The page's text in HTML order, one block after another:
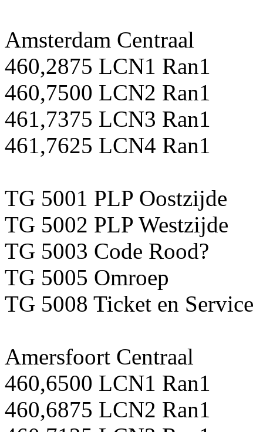
Amsterdam Centraal
460,2875 LCN1 Ran1
460,7500 LCN2 Ran1
461,7375 LCN3 Ran1
461,7625 LCN4 Ran1
TG 5001 PLP Oostzijde
TG 5002 PLP Westzijde
TG 5003 Code Rood?
TG 5005 Omroep
TG 5008 Ticket en Service
Amersfoort Centraal
460,6500 LCN1 Ran1
460,6875 LCN2 Ran1